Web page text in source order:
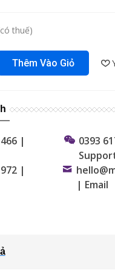
PT-E110, PT-E300, PT-
thuế)
Thêm Vào Giỏ
|
|
0393
| Email